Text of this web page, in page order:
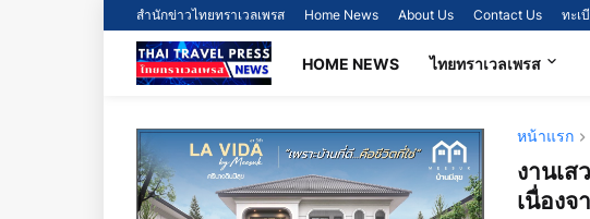
สำนักข่าวไทยทราเวลเพรส Home News About Us Contact Us ทะเ
HOME NEWS ไทยทราเวลเพรส
หน้าแรก
งานเส
เนื่อง